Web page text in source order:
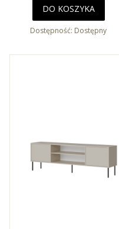
DO KOSZYKA
Dostępność: Dostępny